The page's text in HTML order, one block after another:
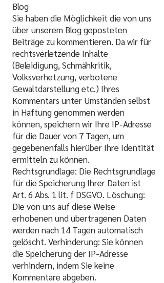
Blog
Sie haben die Möglichkeit die von uns
über unserem Blog geposteten
Beiträge zu kommentieren. Da wir für
rechtsverletzende Inhalte
(Beleidigung, Schmähkritik,
Volksverhetzung, verbotene
Gewaltdarstellung etc.) Ihres
Kommentars unter Umständen selbst
in Haftung genommen werden
können, speichern wir Ihre IP-Adresse
für die Dauer von 7 Tagen, um
gegebenenfalls hierüber Ihre Identität
ermitteln zu können.
Rechtsgrundlage: Die Rechtsgrundlage
für die Speicherung Ihrer Daten ist
Art. 6 Abs. 1 lit. f DSGVO. Löschung:
Die von uns auf diese Weise
erhobenen und übertragenen Daten
werden nach 14 Tagen automatisch
gelöscht. Verhinderung: Sie können
die Speicherung der IP-Adresse
verhindern, indem Sie keine
Kommentare abgeben.